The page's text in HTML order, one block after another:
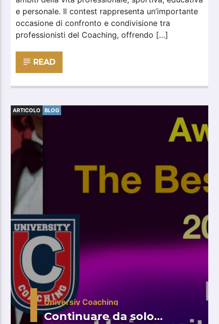
e personale. Il contest rappresenta un’importante
occasione di confronto e condivisione tra
professionisti del Coaching, offrendo […]
READ
ARTICOLO BLOG
Universiy Coaching
Continuare da solo…